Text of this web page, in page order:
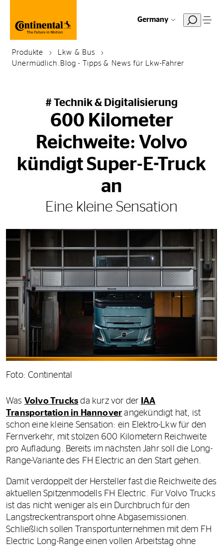
Germany
Produkte
Lkw & Bus
Unermüdlich.Blog - Tipps & News für Lkw-Fahrer
# Technik & Digitalisierung
600 Kilometer
Reichweite: Volvo
kündigt Super-E-Truck
an
Eine kleine Sensation
Foto: Continental
Was Volvo Trucks da kurz vor der IAA
Transportation in Hannover angekündigt hat, ist
schon eine kleine Sensation: ein Elektro-Lkw für den
Fernverkehr, mit stolzen 600 Kilometern Reichweite
pro Aufladung. Bereits im nächsten Jahr soll die Long-
Range-Variante des FH Electric an den Start gehen.
Damit verdoppelt der Hersteller fast die Reichweite des
aktuellen Spitzenmodells FH Electric. Für Volvo Trucks
ist das nicht weniger als ein Durchbruch für den
Langstreckentransport ohne Abgasemissionen.
Schließlich sollen Transportunternehmen mit dem FH
Electric Long-Range einen vollen Arbeitstag ohne